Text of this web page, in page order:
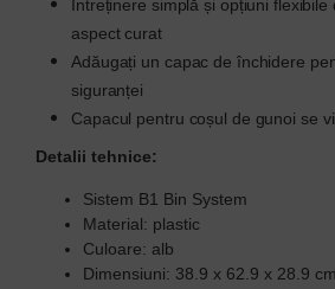
Întreținere simplă și opțiuni
aspect curat
Adăugați un capac de închidere
siguranței
Capacul pentru coșul de gunoi se
Detalii tehnice:
Sistem B1 Bin System
Material: plastic
Culoare: alb
Dimensiuni: 38.9 x 62.9 x 28.9 cm